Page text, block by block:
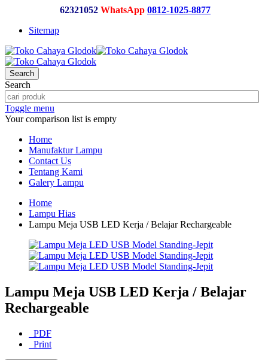
62321052 WhatsApp 0812-1025-8877
Sitemap
Search
Search
Toggle menu
Your comparison list is empty
Home
Manufaktur Lampu
Contact Us
Tentang Kami
Galery Lampu
Home
Lampu Hias
Lampu Meja USB LED Kerja / Belajar Rechargeable
Lampu Meja USB LED Kerja / Belajar
Rechargeable
PDF
Print